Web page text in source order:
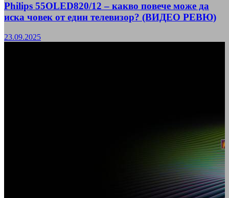
Philips 55OLED820/12 – какво повече може да
иска човек от един телевизор? (ВИДЕО РЕВЮ)
23.09.2025